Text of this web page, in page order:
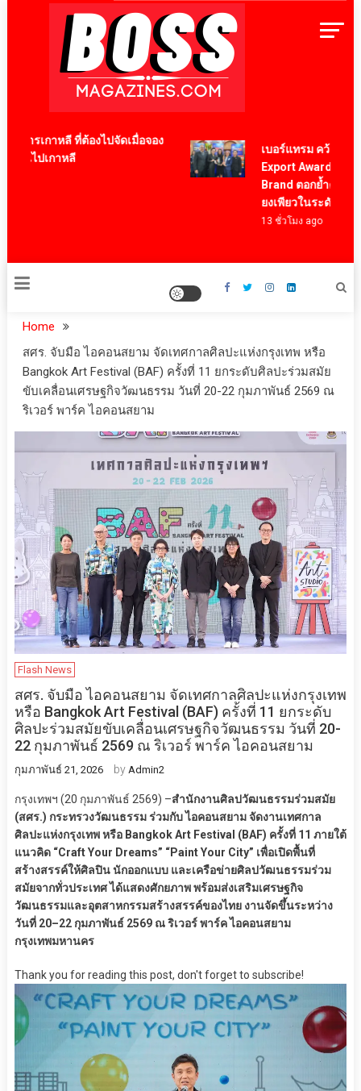
BossMagazinesThailand
หารเกาหลี ที่ต้องไปจัดเมื่อจอง
นไปเกาหลี
เบอร์แทรม คว้ารางวัล
Export Award 2026 ส
Brand ตอกย้ำความสำ
ยงเพียวในระดับสากล
13 ชั่วโมง ago
Home
สศร. จับมือ ไอคอนสยาม จัดเทศกาลศิลปะแห่งกรุงเทพ หรือ
Bangkok Art Festival (BAF) ครั้งที่ 11 ยกระดับศิลปะร่วมสมัย
ขับเคลื่อนเศรษฐกิจวัฒนธรรม วันที่ 20-22 กุมภาพันธ์ 2569 ณ
ริเวอร์ พาร์ค ไอคอนสยาม
Flash News
สศร. จับมือ ไอคอนสยาม จัดเทศกาลศิลปะแห่งกรุงเทพ
หรือ Bangkok Art Festival (BAF) ครั้งที่ 11 ยกระดับ
ศิลปะร่วมสมัยขับเคลื่อนเศรษฐกิจวัฒนธรรม วันที่ 20-
22 กุมภาพันธ์ 2569 ณ ริเวอร์ พาร์ค ไอคอนสยาม
กุมภาพันธ์ 21, 2026 by Admin2
กรุงเทพฯ (20 กุมภาพันธ์ 2569) –​สำนักงานศิลปวัฒนธรรมร่วมสมัย
(สศร.) กระทรวงวัฒนธรรม ร่วมกับ ไอคอนสยาม จัดงานเทศกาล
ศิลปะแห่งกรุงเทพ หรือ Bangkok Art Festival (BAF) ครั้งที่ 11 ภายใต้
แนวคิด “Craft Your Dreams” “Paint Your City” เพื่อเปิดพื้นที่
สร้างสรรค์ให้ศิลปิน นักออกแบบ และเครือข่ายศิลปวัฒนธรรมร่วม
สมัยจากทั่วประเทศ ได้แสดงศักยภาพ พร้อมส่งเสริมเศรษฐกิจ
วัฒนธรรมและอุตสาหกรรมสร้างสรรค์ของไทย งานจัดขึ้นระหว่าง
วันที่ 20–22 กุมภาพันธ์ 2569 ณ ริเวอร์ พาร์ค ไอคอนสยาม
กรุงเทพมหานคร​
Thank you for reading this post, don't forget to subscribe!